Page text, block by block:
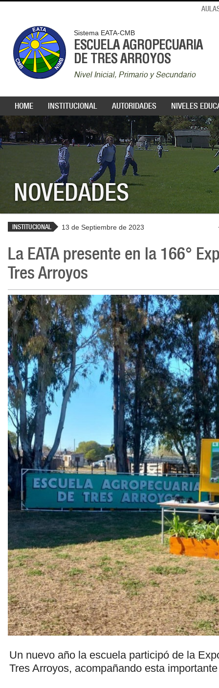
Sistema EATA-CMB
ESCUELA AGROPECUARIA
DE TRES ARROYOS
Nivel Inicial, Primario y Secundario
HOME INSTITUCIONAL AUTORIDADES NIVELES
NOVEDADES
INSTITUCIONAL 13 de Septiembre de 2023
La EATA presente en la 166°
Tres Arroyos
Un nuevo año la escuela participó de la
Tres Arroyos, acompañando esta